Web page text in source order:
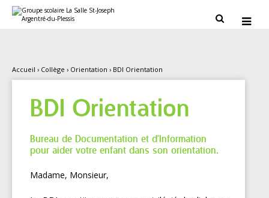
contenu.
personnels
 
Accueil › Collège › Orientation › BDI Orientation
BDI Orientation
Bureau de Documentation et d'Information
pour aider votre enfant dans son orientation.
Madame, Monsieur,